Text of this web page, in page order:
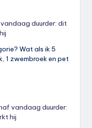
duurder: dit
Wat als ik 5
1 zwembroek en pet
vandaag duurder:
hij